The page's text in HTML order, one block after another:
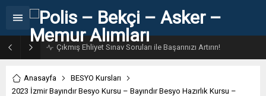
Anasayfa
BESYO Kursları
2023 İzmir Bayındır Besyo Kursu – Bayındır Besyo Hazırlık Kursu –